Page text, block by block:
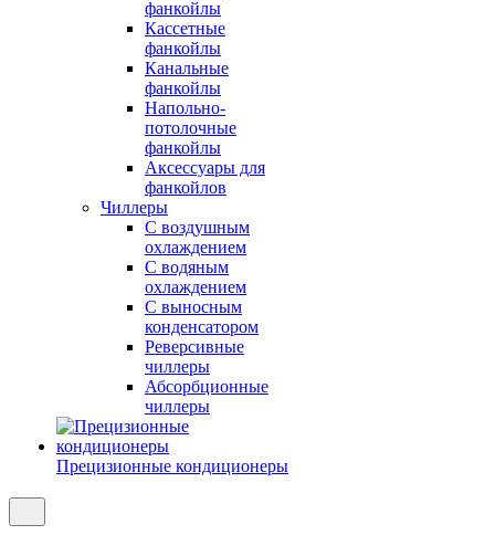
фанкойлы
Кассетные
фанкойлы
Канальные
фанкойлы
Напольно-
потолочные
фанкойлы
Аксессуары для
фанкойлов
Чиллеры
С воздушным
охлаждением
С водяным
охлаждением
С выносным
конденсатором
Реверсивные
чиллеры
Абсорбционные
чиллеры
Прецизионные кондиционеры